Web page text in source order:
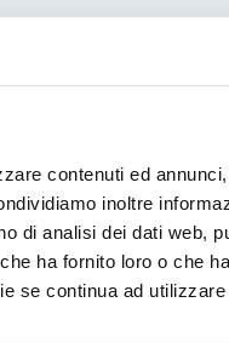
contenuti ed
inoltre
di analisi dei dati web,
ha fornito loro o che
se continua ad